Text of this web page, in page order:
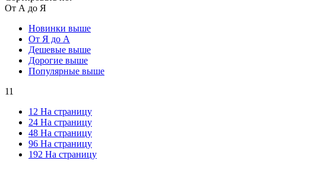
От А до Я
Новинки выше
От Я до А
Дешевые выше
Дорогие выше
Популярные выше
11
12 На страницу
24 На страницу
48 На страницу
96 На страницу
192 На страницу